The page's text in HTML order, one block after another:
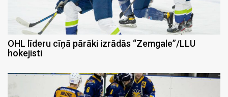
OHL līderu cīņā pārāki izrādās “Zemgale”/LLU
hokejisti